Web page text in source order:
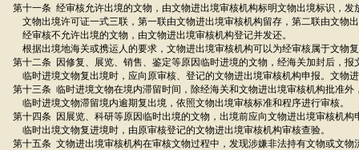
第十一条 经审核允许出境的文物，由文物进出境审核机构标明文物出境标识，
文物出境许可证一式三联，第一联由文物进出境审核机构留存，第二联由文物
经审核不允许出境的文物，由文物进出境审核机构登记并发还。
根据出境地海关或携运人的要求，文物进出境审核机构可以为经审核属于文物
第十二条 因修复、展览、销售、鉴定等原因临时进境的文物，经海关加封后，
临时进境文物复出境时，应向原审核、登记的文物进出境审核机构申报。文物
第十三条 临时进境文物在境内滞留时间，除经海关和文物进出境审核机构批准外
临时进境文物滞留境内逾期复出境，依照文物出境审核标准和程序进行审核。
第十四条 因展览、科研等原因临时出境的文物，出境前应向文物进出境审核机
临时出境文物复进境时，由原审核登记的文物进出境审核机构审核查验。
第十五条 文物进出境审核机构在审核文物过程中，发现涉嫌非法持有文物或文